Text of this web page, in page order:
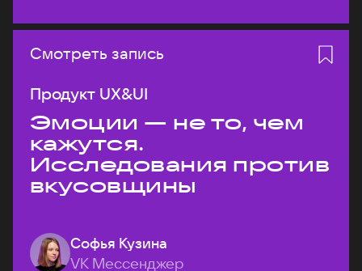
Смотреть запись
Продукт UX&UI
Эмоции — не то, чем
кажутся.
Исследования против
вкусовщины
Софья Кузина
VK Мессенджер